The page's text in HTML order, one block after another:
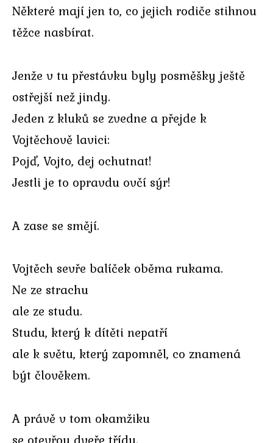
Některé mají jen to, co jejich rodiče stihnou
těžce nasbírat.
Jenže v tu přestávku byly posměšky ještě
ostřejší než jindy.
Jeden z kluků se zvedne a přejde k
Vojtěchově lavici:
Pojď, Vojto, dej ochutnat!
Jestli je to opravdu ovčí sýr!
A zase se smějí.
Vojtěch sevře balíček oběma rukama.
Ne ze strachu
ale ze studu.
Studu, který k dítěti nepatří
ale k světu, který zapomněl, co znamená
být člověkem.
A právě v tom okamžiku